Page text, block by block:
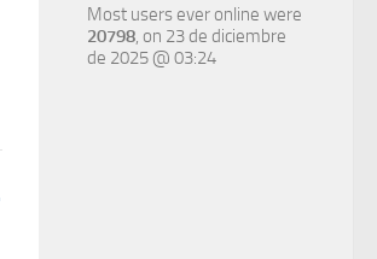
Most users ever online were
20798, on 23 de diciembre
de 2025 @ 03:24